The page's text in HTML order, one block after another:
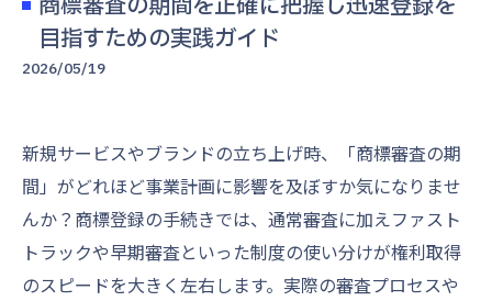
目指すための実践ガイド
2026/05/19
新規サービスやブランドの立ち上げ時、「商標審査の期
間」がどれほど事業計画に影響を及ぼすか気になりませ
んか？商標登録の手続きでは、通常審査に加えファスト
トラックや早期審査といった制度の使い分けが権利取得
のスピードを大きく左右します。実際の審査プロセスや